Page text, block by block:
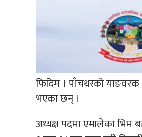
फिदिम । पाँचथरको याङवरक
भएका छन् ।
अध्यक्ष पदमा एमालेका भिम